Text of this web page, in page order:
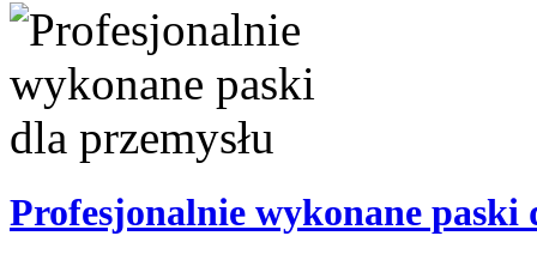
Profesjonalnie wykonane paski